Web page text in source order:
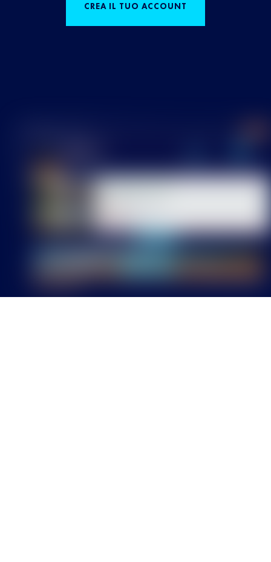
CREA IL TUO ACCOUNT